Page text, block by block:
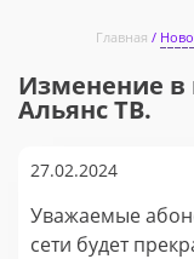
Главная
Изменение в
Альянс ТВ.
27.02.2024
Уважаемые
сети будет